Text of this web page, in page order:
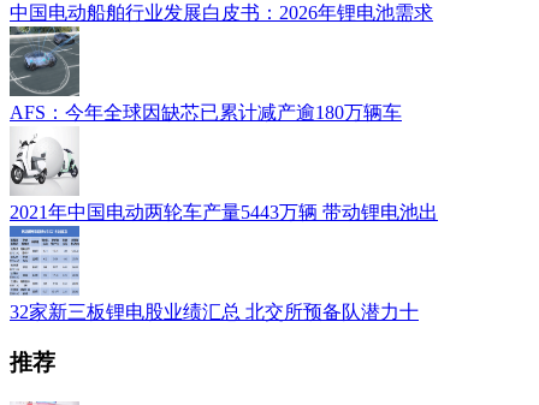
中国电动船舶行业发展白皮书：2026年锂电池需求
AFS：今年全球因缺芯已累计减产逾180万辆车
2021年中国电动两轮车产量5443万辆 带动锂电池出
32家新三板锂电股业绩汇总 北交所预备队潜力十
推荐